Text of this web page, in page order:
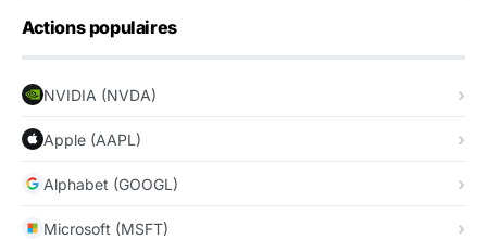
Actions populaires
NVIDIA (NVDA)
Apple (AAPL)
Alphabet (GOOGL)
Microsoft (MSFT)